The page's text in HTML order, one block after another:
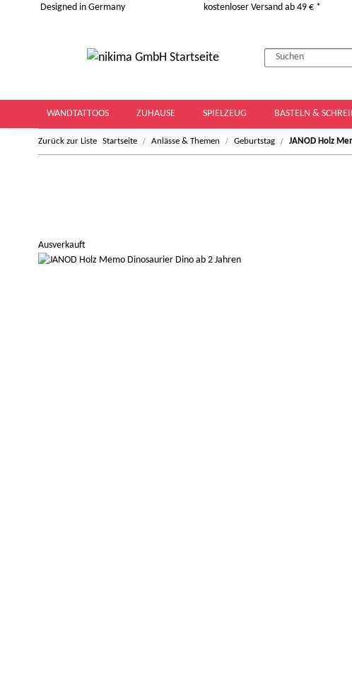
Designed in Germany kostenloser Versand ab 49 € *
WANDTATTOOS ZUHAUSE SPIELZEUG BASTELN &
Zurück zur Liste Startseite Anlässe & Themen Geburtstag JANOD Holz
Ausverkauft